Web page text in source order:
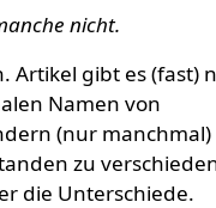
nicht.
Artikel gibt es (fast)
Namen von
(nur manchmal)
zu
die Unterschiede.